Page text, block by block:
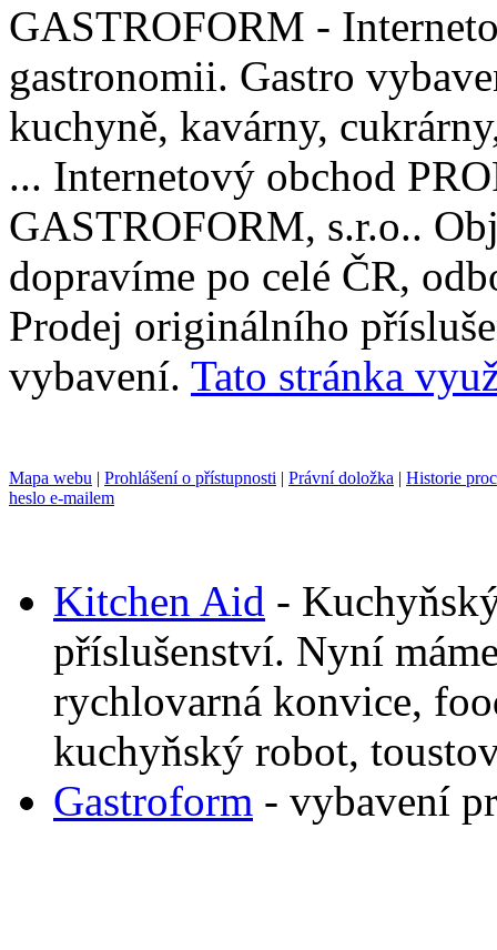
GASTROFORM -
gastronomii. Gastro
kuchyně, kavárny,
... Internetový obchod
GASTROFORM, s.r.o..
dopravíme po celé ČR,
Prodej originálního
vybavení. Tato stránka
Mapa webu | Prohlášení o přístupnosti | Právní doložka | Historie
heslo e-mailem
Kitchen Aid -
příslušenství. Nyní
rychlovarná konvice,
kuchyňský robot,
Gastroform - vybavení